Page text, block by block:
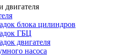
двигателя
блока цилиндров
ГБЦ
двигателя
насоса